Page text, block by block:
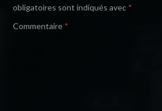
obligatoires sont indiqués avec *
Commentaire *